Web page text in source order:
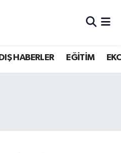
DIŞ HABERLER EĞİTİM